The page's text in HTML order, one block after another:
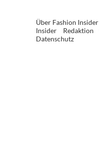
Über Fashion Insider
Insider
Redaktion
Datenschutz